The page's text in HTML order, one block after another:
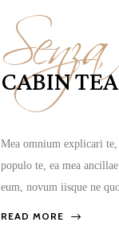
CABIN TEA
Mea omnium explicari
populo te, ea mea
eum, novum iisque ne
READ MORE